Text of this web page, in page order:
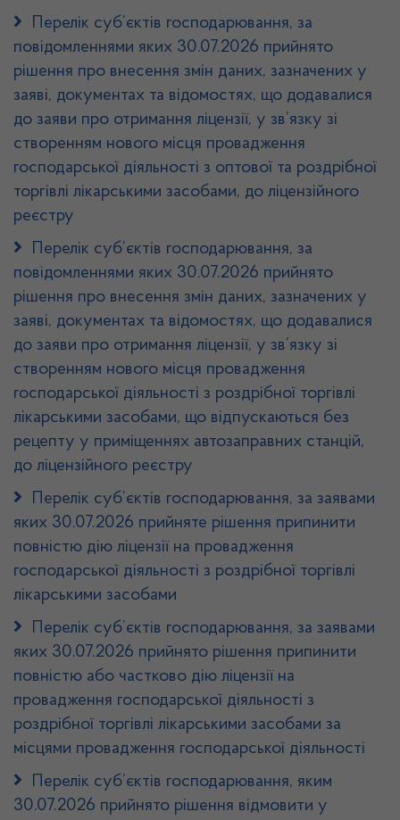
Перелік суб’єктів господарювання, за
повідомленнями яких 30.07.2026 прийнято
рішення про внесення змін даних, зазначених у
заяві, документах та відомостях, що додавалися
до заяви про отримання ліцензії, у зв’язку зі
створенням нового місця провадження
господарської діяльності з оптової та роздрібної
торгівлі лікарськими засобами, до ліцензійного
реєстру
Перелік суб’єктів господарювання, за
повідомленнями яких 30.07.2026 прийнято
рішення про внесення змін даних, зазначених у
заяві, документах та відомостях, що додавалися
до заяви про отримання ліцензії, у зв’язку зі
створенням нового місця провадження
господарської діяльності з роздрібної торгівлі
лікарськими засобами, що відпускаються без
рецепту у приміщеннях автозаправних станцій,
до ліцензійного реєстру
Перелік суб’єктів господарювання, за заявами
яких 30.07.2026 прийняте рішення припинити
повністю дію ліцензії на провадження
господарської діяльності з роздрібної торгівлі
лікарськими засобами
Перелік суб’єктів господарювання, за заявами
яких 30.07.2026 прийнято рішення припинити
повністю або частково дію ліцензії на
провадження господарської діяльності з
роздрібної торгівлі лікарськими засобами за
місцями провадження господарської діяльності
Перелік суб’єктів господарювання, яким
30.07.2026 прийнято рішення відмовити у